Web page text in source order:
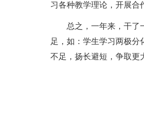
习各种教学理论，开展合
总之，一年来，干了
足，如：学生学习两极
不足，扬长避短，争取更